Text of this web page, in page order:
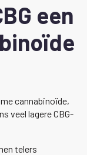
een
cannabinoïde,
veel lagere CBG-
telers